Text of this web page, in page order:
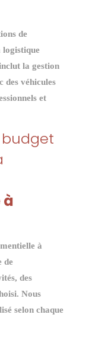
de
logistique
la gestion
des véhicules
et
budget
à
à
de
des
Nous
selon chaque